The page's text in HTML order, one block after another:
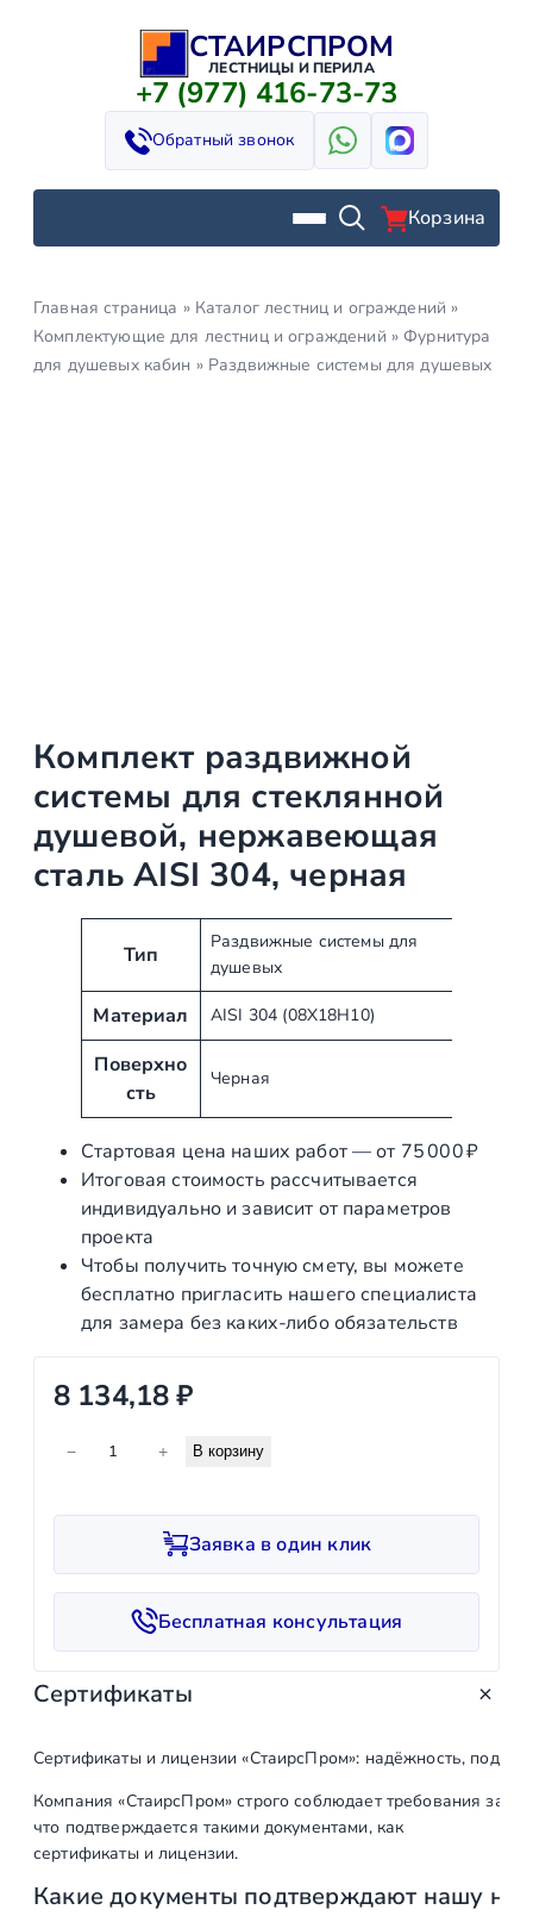
СТАИРСПРОМ
ЛЕСТНИЦЫ И ПЕРИЛА
+7 (977) 416-73-73
Обратный звонок
Корзина
Главная страница » Каталог лестниц и ограждений »
Комплектующие для лестниц и ограждений » Фурнитура
для душевых кабин » Раздвижные сиcтемы для душевых
Комплект раздвижной
системы для стеклянной
душевой, нержавеющая
сталь AISI 304, черная
р
и
б
т
ы
З
а
ч
е
н
и
е
Тип
Раздвижные сиcтемы для
душевых
Материал AISI 304 (08Х18Н10)
Поверхно
сть
Черная
Стартовая цена наших работ — от 75 000 ₽
Итоговая стоимость рассчитывается
индивидуально и зависит от параметров
проекта
Чтобы получить точную смету, вы можете
бесплатно пригласить нашего специалиста
для замера без каких‑либо обязательств
8 134,18₽
е
в
о
о
а
р
а
К
− + В корзину
Заявка в один клик
Бесплатная консультация
Сертификаты
Сертификаты и лицензии «СтаирсПром»: надёжность,
Компания «СтаирсПром» строго соблюдает требования
что подтверждается такими документами, как
сертификаты и лицензии.
Какие документы подтверждают нашу